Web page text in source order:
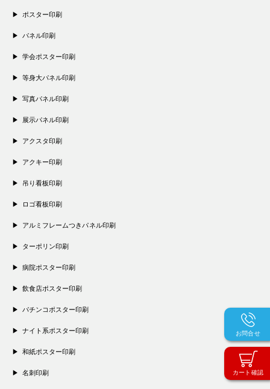
カート確認
お問合せ
ポスター印刷
パネル印刷
学会ポスター印刷
等身大パネル印刷
写真パネル印刷
展示パネル印刷
アクスタ印刷
アクキー印刷
吊り看板印刷
ロゴ看板印刷
アルミフレームつきパネル印刷
ターポリン印刷
病院ポスター印刷
飲食店ポスター印刷
パチンコポスター印刷
ナイト系ポスター印刷
和紙ポスター印刷
名刺印刷